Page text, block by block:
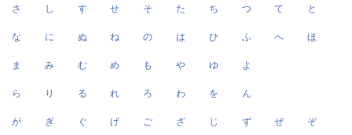
さ し す せ そ た ち つ て と
な に ぬ ね の は ひ ふ へ ほ
ま み む め も や ゆ よ
ら り る れ ろ わ を ん
が ぎ ぐ げ ご ざ じ ず ぜ ぞ